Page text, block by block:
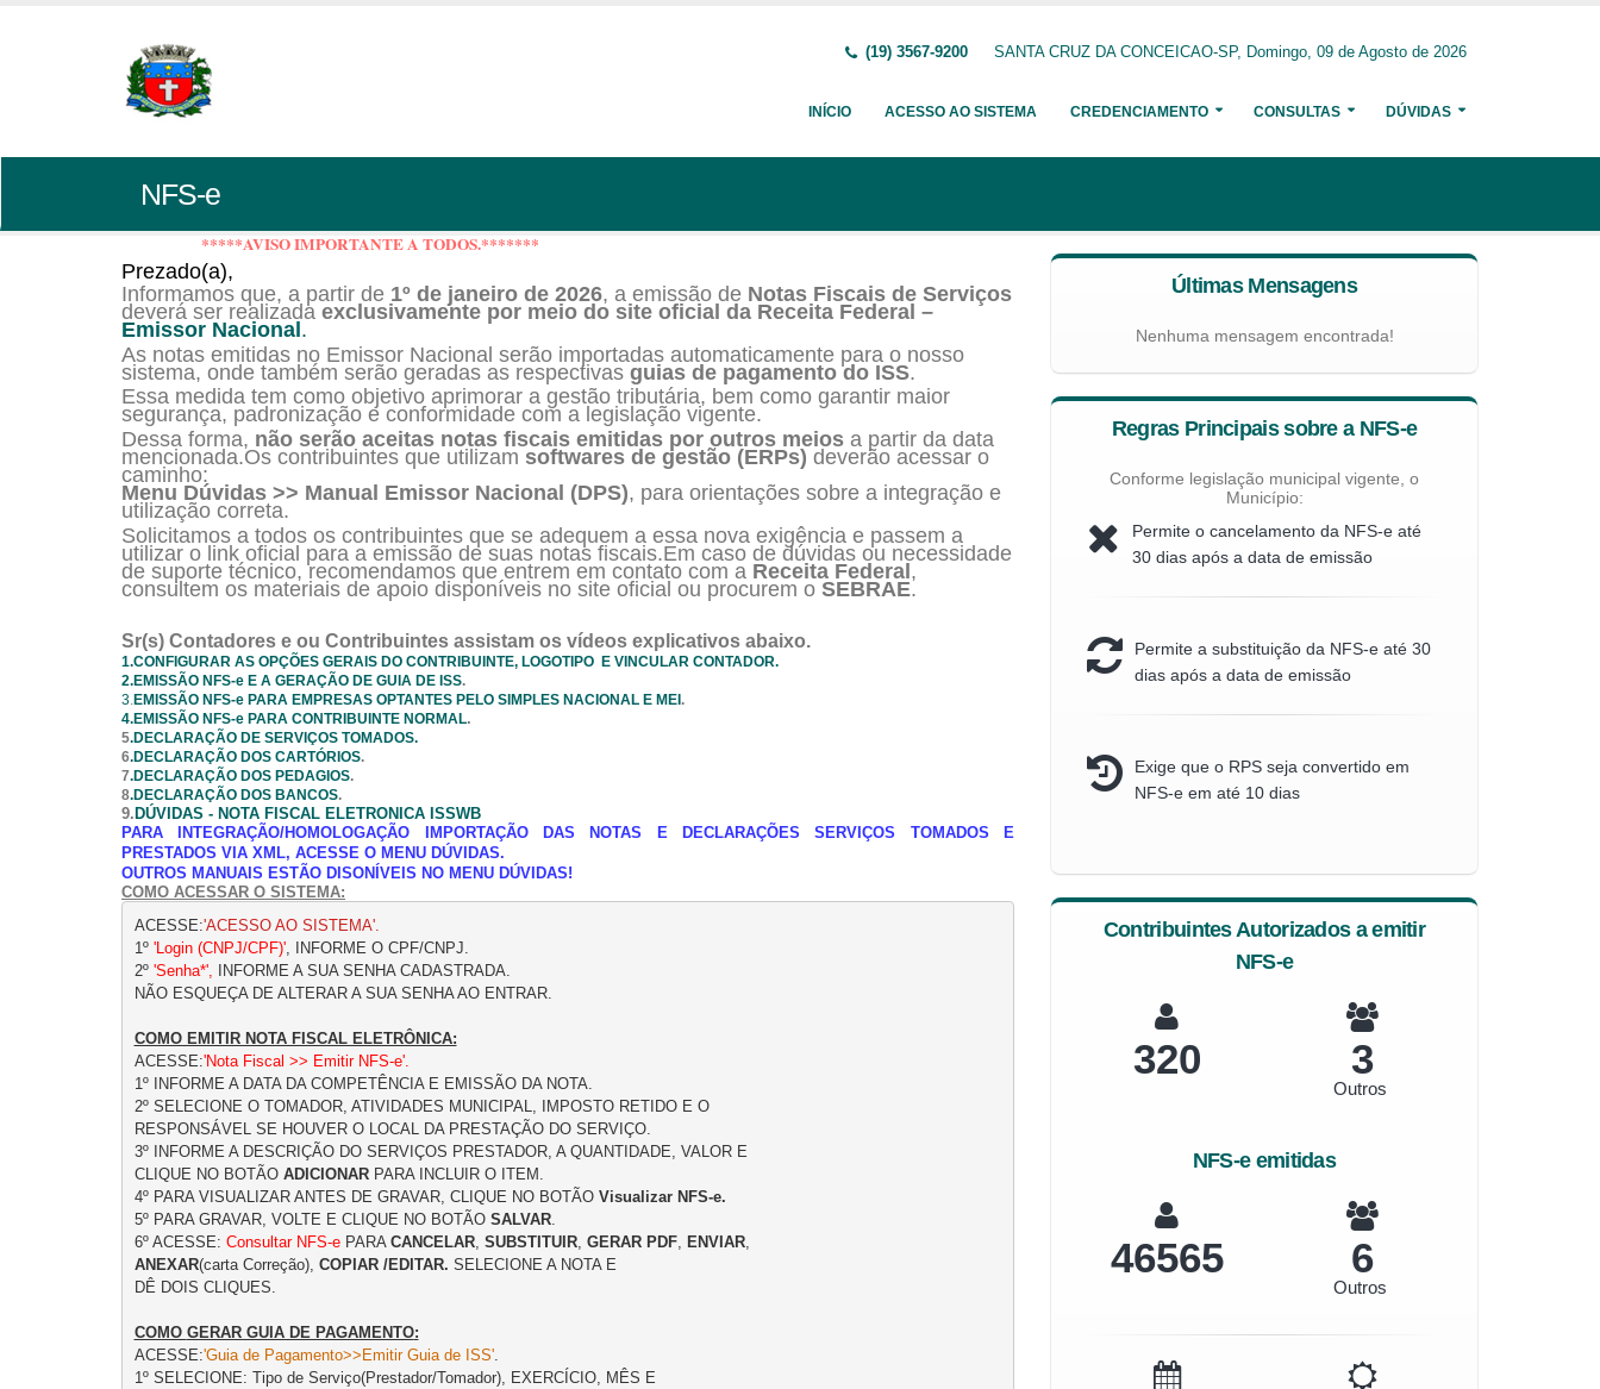
(19) 3567-9200 SANTA CRUZ DA CONCEICAO-SP, Domingo, 09 de Agosto de 2026
INÍCIO ACESSO AO SISTEMA CREDENCIAMENTO CONSULTAS DÚVIDAS
NFS-e
*****AVISO IMPORTANTE A TODOS.*******
Prezado(a),
Informamos que, a partir de 1º de janeiro de 2026, a emissão de Notas Fiscais de Serviços
deverá ser realizada exclusivamente por meio do site oficial da Receita Federal –
Emissor Nacional .
As notas emitidas no Emissor Nacional serão importadas automaticamente para o nosso
sistema, onde também serão geradas as respectivas guias de pagamento do ISS.
Essa medida tem como objetivo aprimorar a gestão tributária, bem como garantir maior
segurança, padronização e conformidade com a legislação vigente.
Dessa forma, não serão aceitas notas fiscais emitidas por outros meios a partir da data
mencionada.Os contribuintes que utilizam softwares de gestão (ERPs) deverão acessar o
caminho:
Menu Dúvidas >> Manual Emissor Nacional (DPS), para orientações sobre a integração e
utilização correta.
Solicitamos a todos os contribuintes que se adequem a essa nova exigência e passem a
utilizar o link oficial para a emissão de suas notas fiscais.Em caso de dúvidas ou necessidade
de suporte técnico, recomendamos que entrem em contato com a Receita Federal,
consultem os materiais de apoio disponíveis no site oficial ou procurem o SEBRAE.
Sr(s) Contadores e ou Contribuintes assistam os vídeos explicativos abaixo.
1.CONFIGURAR AS OPÇÕES GERAIS DO CONTRIBUINTE, LOGOTIPO E VINCULAR CONTADOR.
2.EMISSÃO NFS-e E A GERAÇÃO DE GUIA DE ISS.
3.EMISSÃO NFS-e PARA EMPRESAS OPTANTES PELO SIMPLES NACIONAL E MEI .
4.EMISSÃO NFS-e PARA CONTRIBUINTE NORMAL.
5.DECLARAÇÃO DE SERVIÇOS TOMADOS.
6.DECLARAÇÃO DOS CARTÓRIOS.
7.DECLARAÇÃO DOS PEDAGIOS.
8.DECLARAÇÃO DOS BANCOS.
9. DÚVIDAS - NOTA FISCAL ELETRONICA ISSWB
PARA INTEGRAÇÃO/HOMOLOGAÇÃO IMPORTAÇÃO DAS NOTAS E DECLARAÇÕES SERVIÇOS TOMADOS E
PRESTADOS VIA XML, ACESSE O MENU DÚVIDAS.
OUTROS MANUAIS ESTÃO DISONÍVEIS NO MENU DÚVIDAS!
COMO ACESSAR O SISTEMA:
ACESSE:'ACESSO AO SISTEMA'.
1º 'Login (CNPJ/CPF)', INFORME O CPF/CNPJ.
2º 'Senha*',
INFORME A SUA SENHA CADASTRADA.
NÃO ESQUEÇA DE ALTERAR A SUA SENHA AO ENTRAR.
COMO EMITIR NOTA FISCAL ELETRÔNICA:
ACESSE:'Nota Fiscal >> Emitir NFS-e'.
1º INFORME A DATA DA COMPETÊNCIA E EMISSÃO DA NOTA.
2º SELECIONE O TOMADOR, ATIVIDADES MUNICIPAL, IMPOSTO RETIDO E O
RESPONSÁVEL SE HOUVER O LOCAL DA PRESTAÇÃO DO SERVIÇO.
3º INFORME A DESCRIÇÃO DO SERVIÇOS PRESTADOR, A QUANTIDADE, VALOR E
CLIQUE NO BOTÃO ADICIONAR PARA INCLUIR O ITEM.
4º PARA VISUALIZAR ANTES DE GRAVAR, CLIQUE NO BOTÃO Visualizar NFS-e.
5º PARA GRAVAR, VOLTE E CLIQUE NO BOTÃO SALVAR.
6º ACESSE: Consultar NFS-e PARA CANCELAR, SUBSTITUIR, GERAR PDF, ENVIAR,
ANEXAR(carta Correção), COPIAR /EDITAR. SELECIONE A NOTA E
COMO GERAR GUIA DE PAGAMENTO:
ACESSE:'Guia de Pagamento>>Emitir Guia de ISS'.
1º SELECIONE: Tipo de Serviço(Prestador/Tomador), EXERCÍCIO, MÊS E
Últimas Mensagens
Nenhuma mensagem encontrada!
Regras Principais sobre a NFS-e
Conforme legislação municipal vigente, o
Município:
Permite o cancelamento da NFS-e até
30 dias após a data de emissão
Permite a substituição da NFS-e até 30
dias após a data de emissão
Exige que o RPS seja convertido em
NFS-e em até 10 dias
Contribuintes Autorizados a emitir
NFS-e
320 3
Outros
NFS-e emitidas
49891 6
Outros